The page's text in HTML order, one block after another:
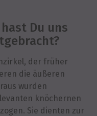
Du uns
der früher
die äußeren
wurden
knöchernen
Sie dienten zur